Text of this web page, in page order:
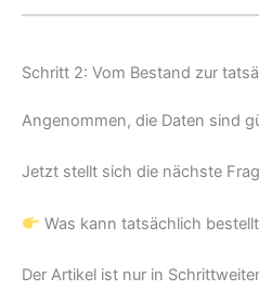
Schritt 2: Vom Bestand zur
Angenommen, die Daten sind
Jetzt stellt sich die nächste
Was kann tatsächlich
Der Artikel ist nur in